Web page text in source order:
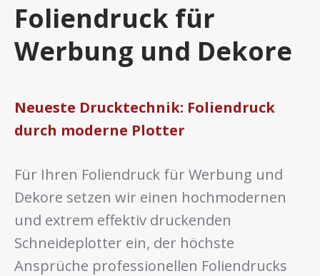
Foliendruck für
Werbung und Dekore
Neueste Drucktechnik: Foliendruck
durch moderne Plotter
Für Ihren Foliendruck für Werbung und
Dekore setzen wir einen hochmodernen
und extrem effektiv druckenden
Schneideplotter ein, der höchste
Ansprüche professionellen Foliendrucks